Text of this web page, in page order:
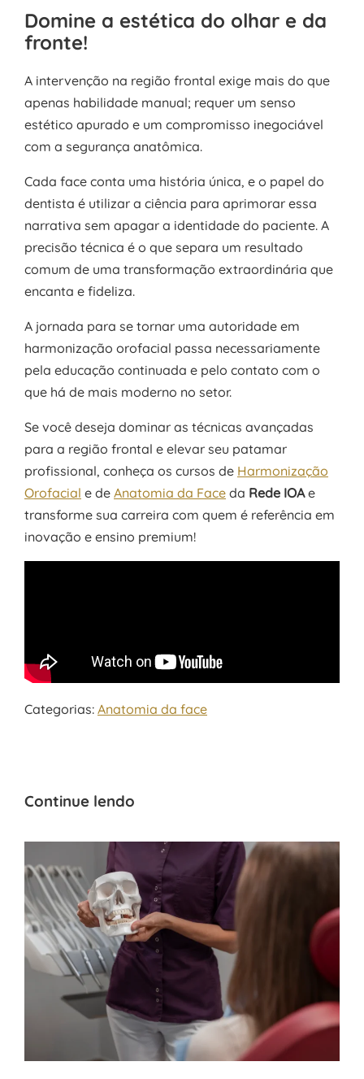
Domine a estética do olhar e da
fronte!
A intervenção na região frontal exige mais do que
apenas habilidade manual; requer um senso
estético apurado e um compromisso inegociável
com a segurança anatômica.
Cada face conta uma história única, e o papel do
dentista é utilizar a ciência para aprimorar essa
narrativa sem apagar a identidade do paciente. A
precisão técnica é o que separa um resultado
comum de uma transformação extraordinária que
encanta e fideliza.
A jornada para se tornar uma autoridade em
harmonização orofacial passa necessariamente
pela educação continuada e pelo contato com o
que há de mais moderno no setor.
Se você deseja dominar as técnicas avançadas
para a região frontal e elevar seu patamar
profissional, conheça os cursos de Harmonização
Orofacial e de Anatomia da Face da Rede IOAe
transforme sua carreira com quem é referência em
inovação e ensino premium!
Categorias: Anatomia da face
Continue lendo